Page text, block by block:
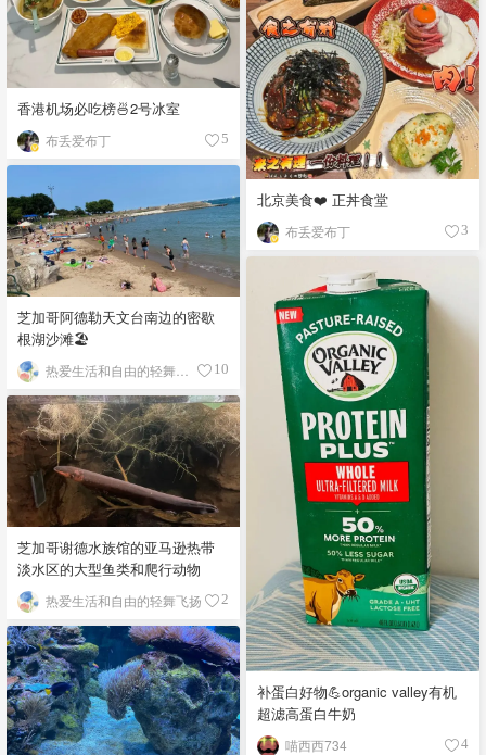
香港机场必吃榜🍜2号冰室
布丢爱布丁 5
北京美食❤️ 正丼食堂
布丢爱布丁 3
芝加哥阿德勒天文台南边的密歇
根湖沙滩🏖️
10
补蛋白好物💪organic valley有机
超滤高蛋白牛奶
喵西西734 4
芝加哥谢德水族馆的亚马逊热带
淡水区的大型鱼类和爬行动物
热爱生活和自由的轻舞飞扬 2